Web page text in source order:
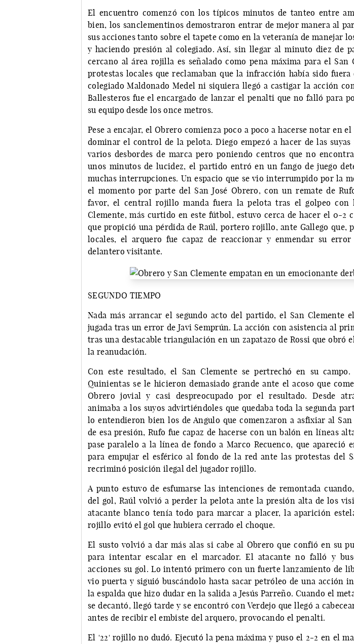
El encuentro comenzó con los típicos minutos de tanteo entre
bien, los sanclementinos demostraron entrar de mejor manera al
sus acciones tanto sobre el tapete como en la veteranía de manejar
y haciendo presión al colegiado. Así, sin llegar al minuto diez de
cercano al área rojilla es señalado como pena máxima para el San
protestas locales que reclamaban que la infracción había sido
colegiado Maldonado Medel ni siquiera llegó a castigar la acción
Ballesteros fue el encargado de lanzar el penalti que no falló para
su equipo desde los once metros.
Pese a encajar, el Obrero comienza poco a poco a hacerse notar en
dominar el control de la pelota. Diego empezó a hacer de las
varios desbordes de marca pero poniendo centros que no
unos minutos de lucidez, el partido entró en un fango de juego
muchas interrupciones. Un espacio que se vio interrumpido por la
el momento por parte del San José Obrero, con un remate de
favor, el central rojillo manda fuera la pelota tras el golpeo con
Clemente, más curtido en este fútbol, estuvo cerca de hacer el 0-2
que propició una pérdida de Raúl, portero rojillo, ante Gallego que,
locales, el arquero fue capaz de reaccionar y enmendar su
delantero visitante.
SEGUNDO TIEMPO
Nada más arrancar el segundo acto del partido, el San Clemente
jugada tras un error de Javi Semprún. La acción con asistencia al
tras una destacable triangulación en un zapatazo de Rossi que obró
la reanudación.
Con este resultado, el San Clemente se pertrechó en su campo.
Quinientas se le hicieron demasiado grande ante el acoso que
Obrero jovial y casi despreocupado por el resultado. Desde
animaba a los suyos advirtiéndoles que quedaba toda la segunda
lo entendieron bien los de Angulo que comenzaron a asfixiar al
de esa presión, Rufo fue capaz de hacerse con un balón en líneas
pase paralelo a la línea de fondo a Marco Recuenco, que apareció
para empujar el esférico al fondo de la red ante las protestas del
recriminó posición ilegal del jugador rojillo.
A punto estuvo de esfumarse las intenciones de remontada
del gol, Raúl volvió a perder la pelota ante la presión alta de los
atacante blanco tenía todo para marcar a placer, la aparición
rojillo evitó el gol que hubiera cerrado el choque.
El susto volvió a dar más alas si cabe al Obrero que confió en su
para intentar escalar en el marcador. El atacante no falló y
acciones su gol. Lo intentó primero con un fuerte lanzamiento de
vio puerta y siguió buscándolo hasta sacar petróleo de una acción
la espalda que hizo dudar en la salida a Jesús Parreño. Cuando el
se decantó, llegó tarde y se encontró con Verdejo que llegó a
antes de recibir el embiste del arquero, provocando el penalti.
El '22' rojillo no dudó. Ejecutó la pena máxima y puso el 2-2 en el